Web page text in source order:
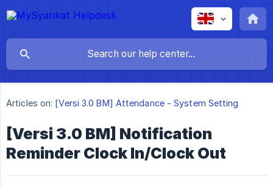
Articles on: [Versi 3.0 BM] Attendance - System Setting
[Versi 3.0 BM] Notification
Reminder Clock In/Clock Out